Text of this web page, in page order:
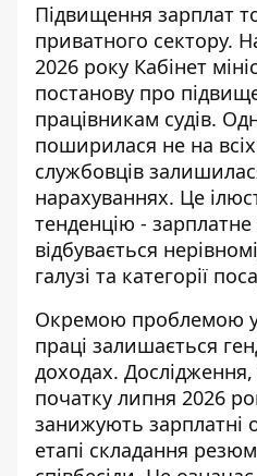
Підвищення зарплат
приватного сектору.
2026 року Кабінет
постанову про
працівникам судів.
поширилася не на
службовців
нарахуваннях. Це
тенденцію - зарплатне
відбувається
галузі та категорії
Окремою проблемою
праці залишається
доходах.
початку липня 2026
занижують зарплатні
етапі складання